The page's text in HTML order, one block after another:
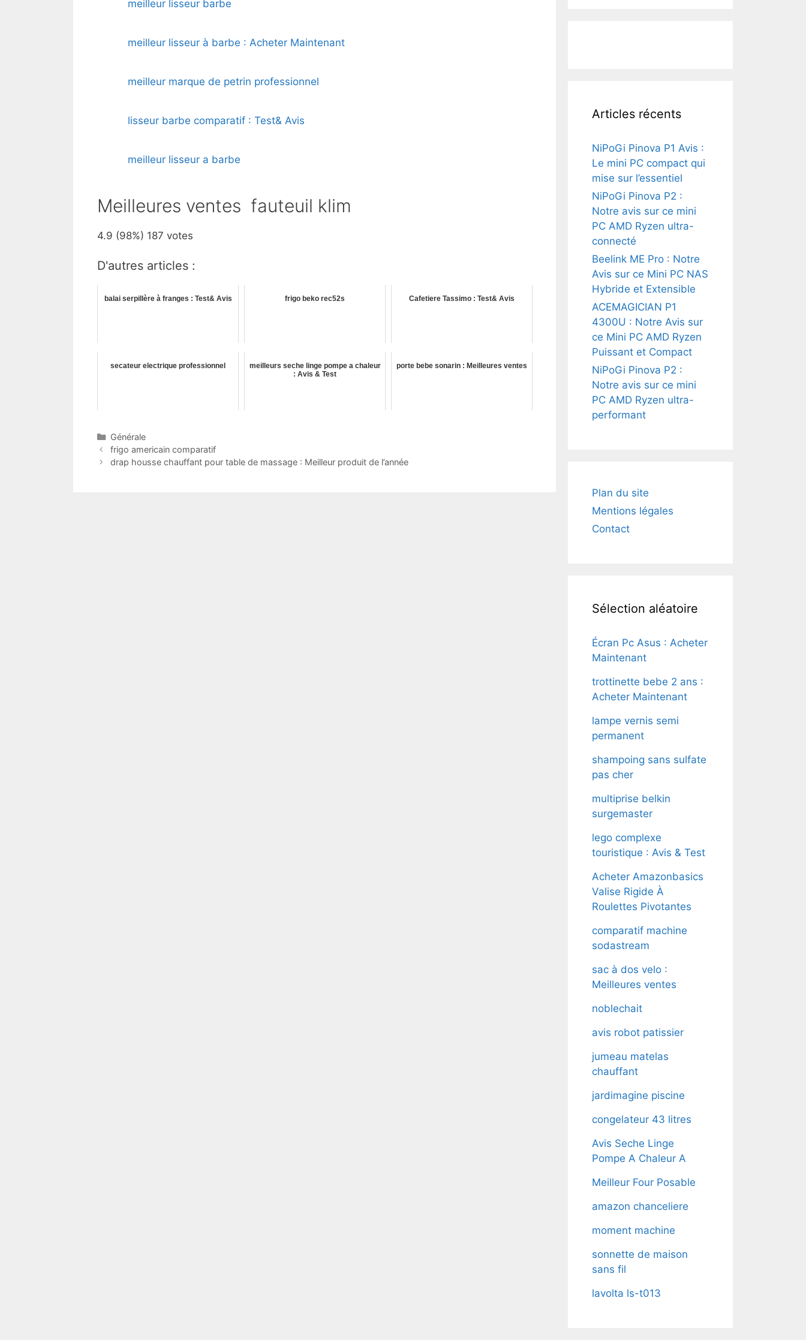
meilleur lisseur barbe
meilleur lisseur à barbe : Acheter Maintenant
meilleur marque de petrin professionnel
lisseur barbe comparatif : Test& Avis
meilleur lisseur a barbe
Meilleures ventes fauteuil klim
4.9 (98%) 187 votes
D'autres articles :
balai serpillère à franges : Test& Avis frigo beko rec52s Cafetiere Tassimo : Test& Avis
secateur electrique professionnel
meilleurs seche linge pompe a chaleur
: Avis & Test
porte bebe sonarin : Meilleures ventes
Catégories
Générale
frigo americain comparatif
drap housse chauffant pour table de massage : Meilleur produit de l’année
Articles récents
NiPoGi Pinova P1 Avis :
Le mini PC compact qui
mise sur l’essentiel
NiPoGi Pinova P2 :
Notre avis sur ce mini
PC AMD Ryzen ultra-
connecté
Beelink ME Pro : Notre
Avis sur ce Mini PC NAS
Hybride et Extensible
ACEMAGICIAN P1
4300U : Notre Avis sur
ce Mini PC AMD Ryzen
Puissant et Compact
NiPoGi Pinova P2 :
Notre avis sur ce mini
PC AMD Ryzen ultra-
performant
Plan du site
Mentions légales
Contact
Sélection aléatoire
Écran Pc Asus : Acheter
Maintenant
trottinette bebe 2 ans :
Acheter Maintenant
lampe vernis semi
permanent
shampoing sans sulfate
pas cher
multiprise belkin
surgemaster
lego complexe
touristique : Avis & Test
Acheter Amazonbasics
Valise Rigide À
Roulettes Pivotantes
comparatif machine
sodastream
sac à dos velo :
Meilleures ventes
noblechait
avis robot patissier
jumeau matelas
chauffant
jardimagine piscine
congelateur 43 litres
Avis Seche Linge
Pompe A Chaleur A
Meilleur Four Posable
amazon chanceliere
moment machine
sonnette de maison
sans fil
lavolta ls-t013